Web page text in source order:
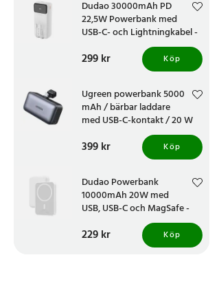
Dudao 30000mAh PD
22,5W Powerbank med
USB-C- och Lightningkabel -
Pris:299 kr
299 kr Köp
Ugreen powerbank 5000
mAh / bärbar laddare
med USB-C-kontakt / 20 W
nödladdare med digital
display
Pris:399 kr
399 kr Köp
Dudao Powerbank
10000mAh 20W med
USB, USB-C och MagSafe -
Pris:229 kr
229 kr Köp